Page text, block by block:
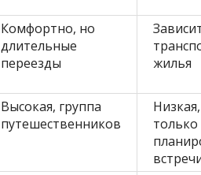
Комфортно, но
длительные
переезды
жилья
Высокая, группа
путешественников